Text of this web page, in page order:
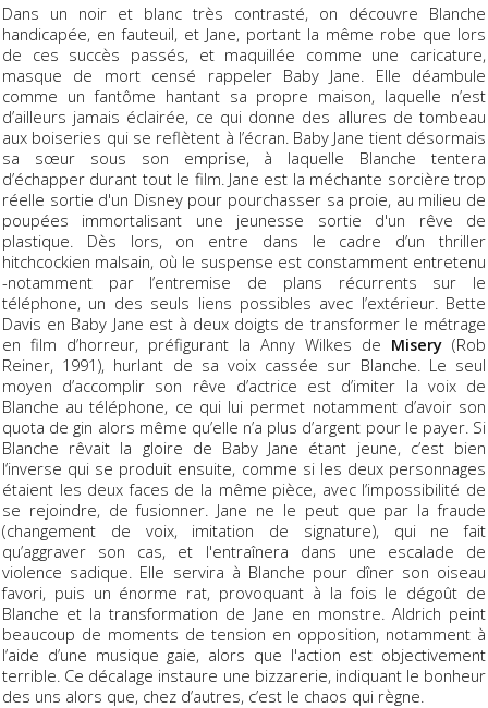
Dans un noir et blanc très contrasté, on découvre Blanche
handicapée, en fauteuil, et Jane, portant la même robe que lors
de ces succès passés, et maquillée comme une caricature,
masque de mort censé rappeler Baby Jane. Elle déambule
comme un fantôme hantant sa propre maison, laquelle n’est
d’ailleurs jamais éclairée, ce qui donne des allures de tombeau
aux boiseries qui se reflètent à l’écran. Baby Jane tient désormais
sa sœur sous son emprise, à laquelle Blanche tentera
d’échapper durant tout le film. Jane est la méchante sorcière trop
réelle sortie d'un Disney pour pourchasser sa proie, au milieu de
poupées immortalisant une jeunesse sortie d'un rêve de
plastique. Dès lors, on entre dans le cadre d’un thriller
hitchcockien malsain, où le suspense est constamment entretenu
-notamment par l’entremise de plans récurrents sur le
téléphone, un des seuls liens possibles avec l’extérieur. Bette
Davis en Baby Jane est à deux doigts de transformer le métrage
en film d’horreur, préfigurant la Anny Wilkes de Misery (Rob
Reiner, 1991), hurlant de sa voix cassée sur Blanche. Le seul
moyen d’accomplir son rêve d’actrice est d’imiter la voix de
Blanche au téléphone, ce qui lui permet notamment d’avoir son
quota de gin alors même qu’elle n’a plus d’argent pour le payer. Si
Blanche rêvait la gloire de Baby Jane étant jeune, c’est bien
l’inverse qui se produit ensuite, comme si les deux personnages
étaient les deux faces de la même pièce, avec l’impossibilité de
se rejoindre, de fusionner. Jane ne le peut que par la fraude
(changement de voix, imitation de signature), qui ne fait
qu’aggraver son cas, et l'entraînera dans une escalade de
violence sadique. Elle servira à Blanche pour dîner son oiseau
favori, puis un énorme rat, provoquant à la fois le dégoût de
Blanche et la transformation de Jane en monstre. Aldrich peint
beaucoup de moments de tension en opposition, notamment à
l’aide d’une musique gaie, alors que l'action est objectivement
terrible. Ce décalage instaure une bizzarerie, indiquant le bonheur
des uns alors que, chez d’autres, c’est le chaos qui règne.